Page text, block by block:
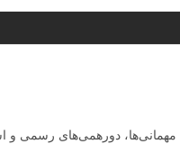
دورهمی‌های رسمی و